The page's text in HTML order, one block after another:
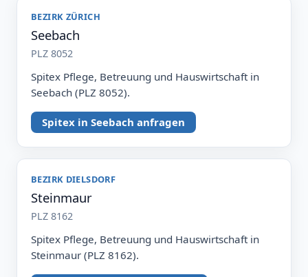
BEZIRK ZÜRICH
Seebach
PLZ 8052
Spitex Pflege, Betreuung und Hauswirtschaft in
Seebach (PLZ 8052).
Spitex in Seebach anfragen
BEZIRK DIELSDORF
Steinmaur
PLZ 8162
Spitex Pflege, Betreuung und Hauswirtschaft in
Steinmaur (PLZ 8162).